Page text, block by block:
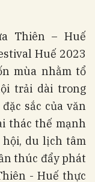
Thiên – Huế
Huế 2023
mùa nhằm tổ
trải dài trong
sắc của văn
thác thế mạnh
du lịch tâm
thúc đẩy phát
- Huế thực